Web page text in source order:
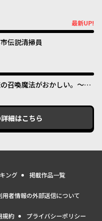
最新UP!
伝説清掃員
召喚魔法がおかしい。～雑
の俺は、現代兵器を召喚し
成チートで無双する～
細はこちら
ング 掲載作品一覧
用者情報の外部送信について
規約 プライバシーポリシー